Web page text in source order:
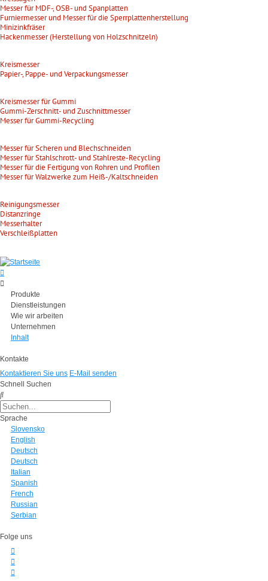
Messer für MDF-, OSB- und Spanplatten
Furniermesser und Messer für die Sperrplattenherstellung
Minizinkfräser
Hackenmesser (Herstellung von Holzschnitzeln)
Kreismesser
Papier-, Pappe- und Verpackungsmesser
Kreismesser für Gummi
Gummi-Zerschnitt- und Zuschnittmesser
Messer für Gummi-Recycling
Messer für Scheren und Blechschneiden
Messer für Stahlschrott- und Stahlreste-Recycling
Messer für die Fertigung von Rohren und Profilen
Messer für Walzwerke zum Heiß-/Kaltschneiden
Reinigungsmesser
Distanzringe
Messerhalter
Verschleißplatten
Produkte
Dienstleistungen
Wie wir arbeiten
Unternehmen
Inhalt
Kontakte
Kontaktieren Sie uns E-Mail senden
Schnell Suchen
Sprache
Slovensko
English
Deutsch
Deutsch
Italian
Spanish
French
Russian
Serbian
Folge uns